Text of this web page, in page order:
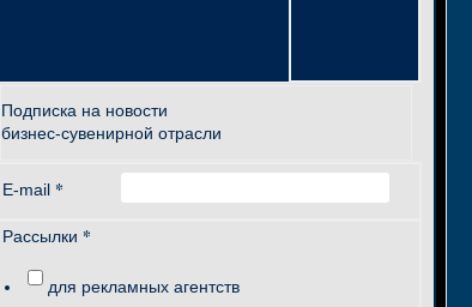
Подписка на новости
бизнес-сувенирной отрасли
E-mail *
Рассылки *
для рекламных агентств